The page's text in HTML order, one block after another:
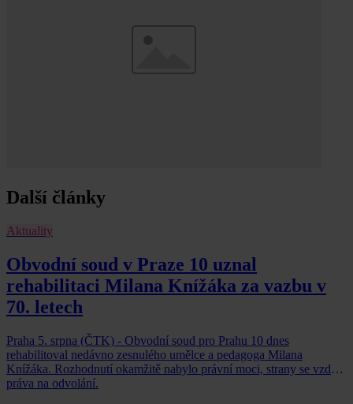
Další články
Aktuality
Obvodní soud v Praze 10 uznal
rehabilitaci Milana Knížáka za vazbu v
70. letech
Praha 5. srpna (ČTK) - Obvodní soud pro Prahu 10 dnes
rehabilitoval nedávno zesnulého umělce a pedagoga Milana
Knížáka. Rozhodnutí okamžitě nabylo právní moci, strany se vzdaly
práva na odvolání.